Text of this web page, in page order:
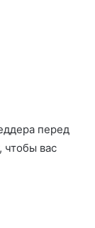
перед
чтобы вас